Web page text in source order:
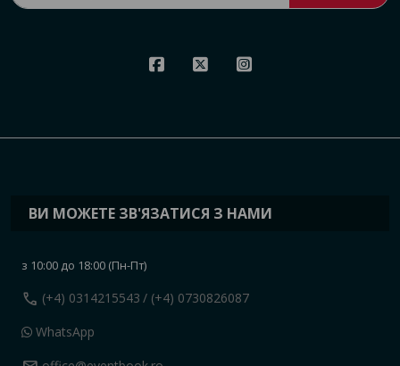
ВИ МОЖЕТЕ ЗВ'ЯЗАТИСЯ З НАМИ
з 10:00 до 18:00 (Пн-Пт)
call (+4) 0314215543 / (+4) 0730826087
WhatsApp